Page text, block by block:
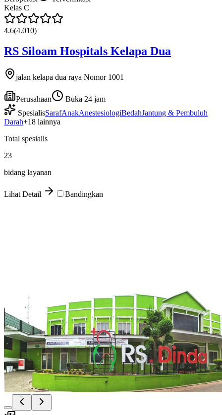
Kelas C
4.6(4.010)
RS Siloam Hospitals Kelapa Dua
jalan kelapa dua raya Nomor 1001
Perusahaan
Buka 24 jam
SpesialisSarafAnakAnestesiologiBedahJantung & Pembuluh
Darah+18 lainnya
Total spesialis
23
bidang layanan
Lihat Detail Bandingkan